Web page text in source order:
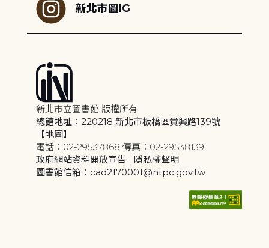
新北市圖IG
新北市立圖書館 版權所有
總館地址：220218 新北市板橋區貴興路139號
【地圖】
電話：02-29537868 傳真：02-29538139
政府網站資料開放宣告 | 隱私權聲明
圖書館信箱：cad2170001@ntpc.gov.tw